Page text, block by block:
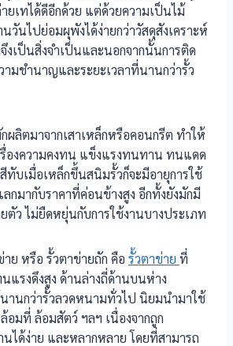
ยเทได้ดีอีกด้วย แต่ด้วยความเป็นไม้
วันไปย่อมผุพังได้ง่ายกว่าวัสดุสังเคราะห์
เป็นสิ่งจําเป็นและนอกจากนั้นการติด
ามชํานาญและระยะเวลาที่นานกว่ารั้ว
ผลิตมาจากเสาเหล็กหรือคอนกรีต ทำให้
รื่องความคงทน แข็งแรงทนทาน ทนแดด
บเมื่อเหล็กขึ้นสนิมรั้วก็จะมีอายุการใช้
กมากับราคาที่ค่อนข้างสูง อีกทั้งยังมักมี
ว ไม่ยืดหยุ่นกับการใช้งานบางประเภท
ย หรือ รั้วตาข่ายถัก คือ รั้วตาข่าย ที่
แรงดึงสูง ด้านล่างถี่ด้านบนห่าง
านกว่ารั้วลวดหนามทั่วไป นิยมนำมาใช้
มที่ ล้อมสัตว์ ฯลฯ เนื่องจากถูก
ได้ง่าย และหลากหลาย โดยที่สามารถ